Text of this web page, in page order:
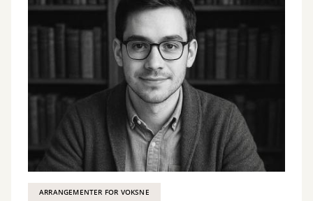
ARRANGEMENTER FOR VOKSNE